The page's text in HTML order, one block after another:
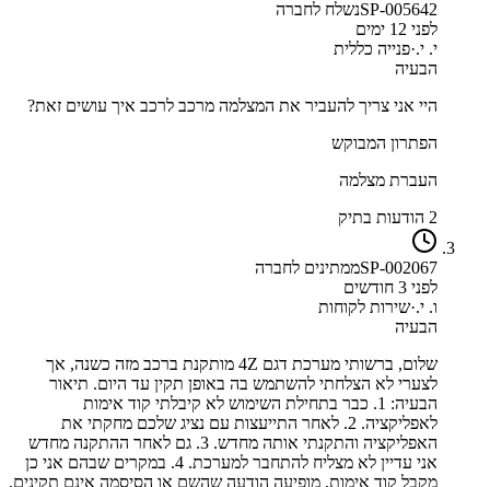
SP-005642נשלח לחברה
לפני 12 ימים
י. י.·פנייה כללית
הבעיה
היי אני צריך להעביר את המצלמה מרכב לרכב איך עושים זאת?
הפתרון המבוקש
העברת מצלמה
2 הודעות בתיק
SP-002067ממתינים לחברה
לפני 3 חודשים
ו. י.·שירות לקוחות
הבעיה
שלום, ברשותי מערכת דגם 4Z מותקנת ברכב מזה כשנה, אך
לצערי לא הצלחתי להשתמש בה באופן תקין עד היום. תיאור
הבעיה: 1. כבר בתחילת השימוש לא קיבלתי קוד אימות
לאפליקציה. 2. לאחר התייעצות עם נציג שלכם מחקתי את
האפליקציה והתקנתי אותה מחדש. 3. גם לאחר ההתקנה מחדש
אני עדיין לא מצליח להתחבר למערכת. 4. במקרים שבהם אני כן
מקבל קוד אימות, מופיעה הודעה שהשם או הסיסמה אינם תקינים,